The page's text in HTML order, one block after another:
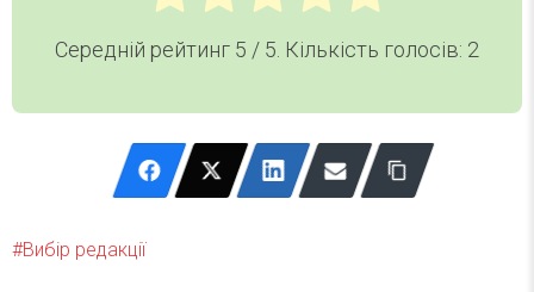
Середній рейтинг 5 / 5. Кількість голосів: 2
Вибір редакції